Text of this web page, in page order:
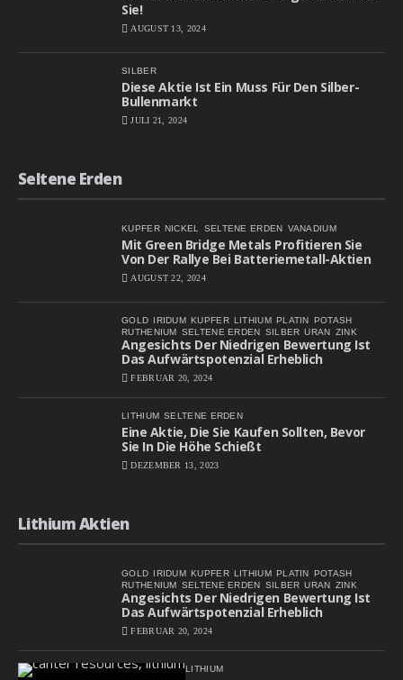
Sie!
AUGUST 13, 2024
SILBER
Diese Aktie Ist Ein Muss Für Den Silber-
Bullenmarkt
JULI 21, 2024
Seltene Erden
KUPFER NICKEL SELTENE ERDEN VANADIUM
Mit Green Bridge Metals Profitieren Sie
Von Der Rallye Bei Batteriemetall-Aktien
AUGUST 22, 2024
GOLD IRIDUM KUPFER LITHIUM PLATIN POTASH
RUTHENIUM SELTENE ERDEN SILBER URAN ZINK
Angesichts Der Niedrigen Bewertung Ist
Das Aufwärtspotenzial Erheblich
FEBRUAR 20, 2024
LITHIUM SELTENE ERDEN
Eine Aktie, Die Sie Kaufen Sollten, Bevor
Sie In Die Höhe Schießt
DEZEMBER 13, 2023
Lithium Aktien
GOLD IRIDUM KUPFER LITHIUM PLATIN POTASH
RUTHENIUM SELTENE ERDEN SILBER URAN ZINK
Angesichts Der Niedrigen Bewertung Ist
Das Aufwärtspotenzial Erheblich
FEBRUAR 20, 2024
LITHIUM